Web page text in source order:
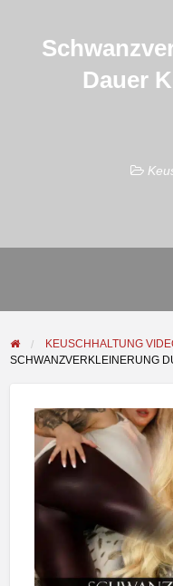
Dauer
KEUSCHHALTUNG
SCHWANZVERKLEINERUNG